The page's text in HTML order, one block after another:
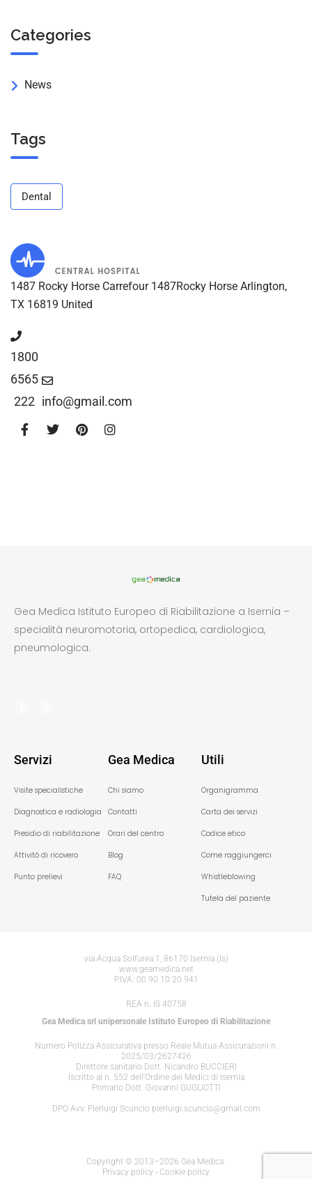
Categories
News
Tags
Dental
1487 Rocky Horse Carrefour 1487Rocky Horse Arlington,
TX 16819 United
1800
6565
222 info@gmail.com
Gea Medica Istituto Europeo di Riabilitazione a Isernia –
specialità neuromotoria, ortopedica, cardiologica,
pneumologica.
Servizi
Visite specialistiche
Diagnostica e radiologia
Presidio di riabilitazione
Attivitò di ricovero
Punto prelievi
Gea Medica
Chi siamo
Contatti
Orari del centro
Blog
FAQ
Utili
Organigramma
Carta dei servizi
Codice etico
Come raggiungerci
Whistleblowing
Tutela del paziente
via Acqua Solfurea 1, 86170 Isernia (Is)
www.geamedica.net
P.IVA: 00 90 10 20 941
REA n. IS 40758
Gea Medica srl unipersonale Istituto Europeo di Riabilitazione
Numero Polizza Assicurativa presso Reale Mutua Assicurazioni n.
2025/03/2627426
Direttore sanitario Dott. Nicandro BUCCIERI
Iscritto al n. 552 dell'Ordine dei Medici di Isernia
Primario Dott. Giovanni GUGLIOTTI
DPO Avv. Pierluigi Scuncio pierluigi.scuncio@gmail.com
Copyright © 2013–2026 Gea Medica.
Privacy policy - Cookie policy